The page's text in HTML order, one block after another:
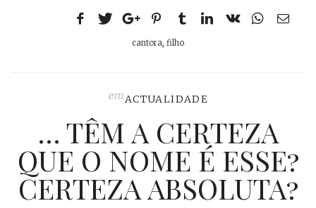
cantora, filho
emACTUALIDADE
… TÊM A CERTEZA
QUE O NOME É ESSE?
CERTEZA ABSOLUTA?